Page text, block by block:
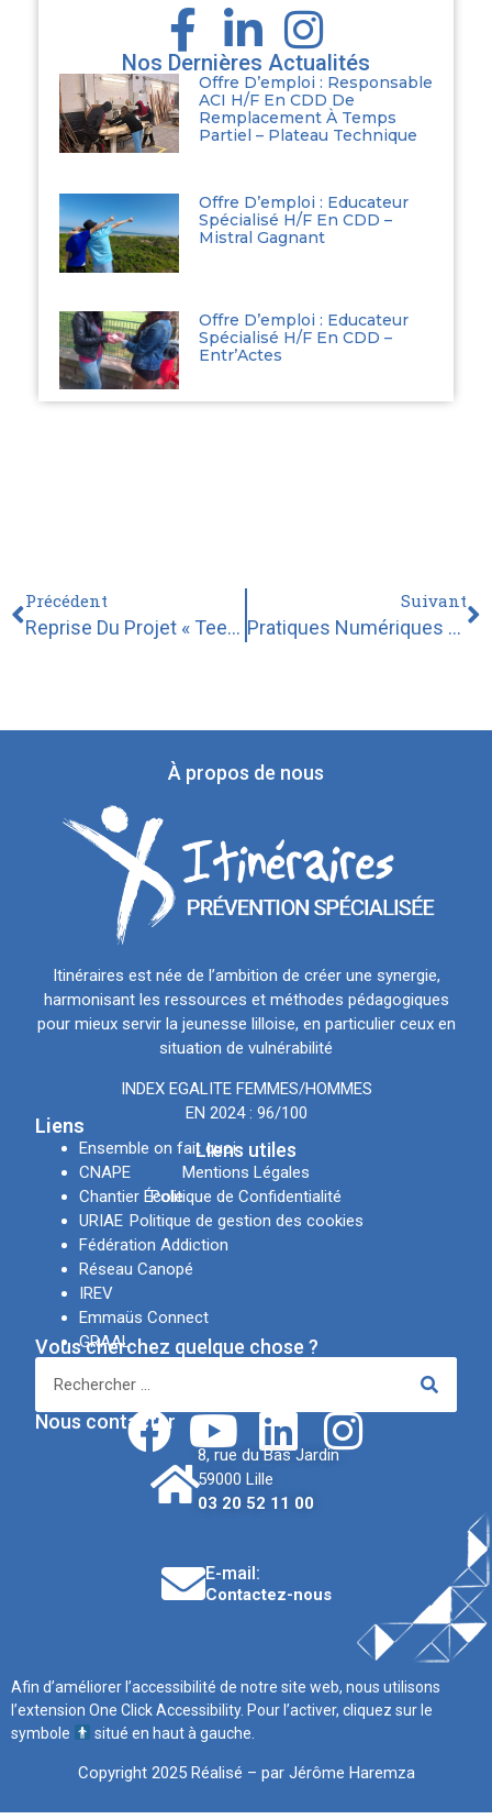
Nos Dernières Actualités
Offre D’emploi : Responsable
ACI H/F En CDD De
Remplacement À Temps
Partiel – Plateau Technique
Offre D’emploi : Educateur
Spécialisé H/F En CDD –
Mistral Gagnant
Offre D’emploi : Educateur
Spécialisé H/F En CDD –
Entr’Actes
Précédent
Reprise Du Projet « Teenagers In Motion » Au Collège Verlaine – Lille Sud
Suivant
Pratiques Numériques Des Images Et Médias Dans Le Vieux Lille
À propos de nous
Itinéraires est née de l’ambition de créer une synergie,
harmonisant les ressources et méthodes pédagogiques
pour mieux servir la jeunesse lilloise, en particulier ceux en
situation de vulnérabilité
INDEX EGALITE FEMMES/HOMMES
EN 2024 : 96/100
LIens utiles
Mentions Légales
Politique de Confidentialité
Politique de gestion des cookies
Liens
Ensemble on fait quoi
CNAPE
Chantier École
URIAE
Fédération Addiction
Réseau Canopé
IREV
Emmaüs Connect
GRAAL
Vous cherchez quelque chose ?
Nous contacter
8, rue du Bas Jardin
59000 Lille
03 20 52 11 00
E-mail:
Contactez-nous
Afin d’améliorer l’accessibilité de notre site web, nous utilisons
l’extension One Click Accessibility. Pour l’activer, cliquez sur le
symbole
situé en haut à gauche.
Copyright 2025 Réalisé – par Jérôme Haremza